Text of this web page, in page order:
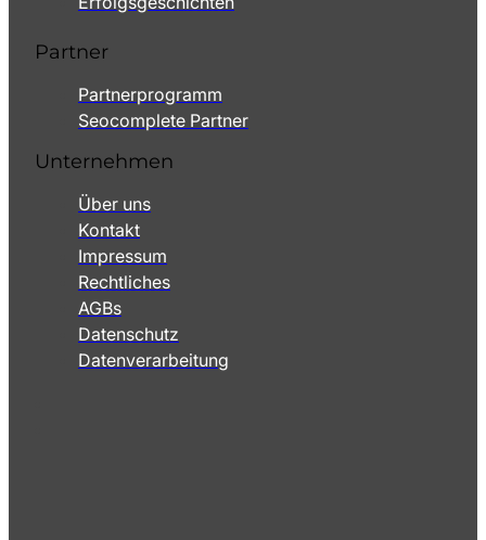
Partner
Partnerprogramm
Seocomplete Partner
Unternehmen
Über uns
Kontakt
Impressum
Rechtliches
AGBs
Datenschutz
Datenverarbeitung